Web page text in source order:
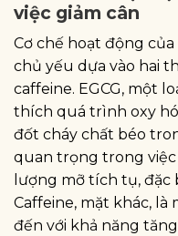
việc giảm cân
Cơ chế hoạt động
chủ yếu dựa vào hai
caffeine. EGCG, một
thích quá trình oxy
đốt cháy chất béo
quan trọng trong việc
lượng mỡ tích tụ,
Caffeine, mặt khác,
đến với khả năng